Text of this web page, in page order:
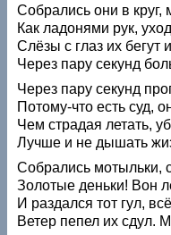
Собрались они в
Как ладонями рук,
Слёзы с глаз их бегут
Через пару секунд
Через пару секунд
Потому-что есть суд,
Чем страдая летать,
Лучше и не дышать
Собрались мотыльки,
Золотые деньки! Вон
И раздался тот гул,
Ветер пепел их сдул.